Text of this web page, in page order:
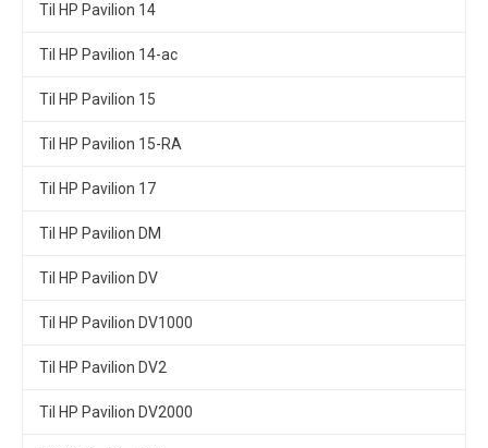
Til HP Pavilion 14
Til HP Pavilion 14-ac
Til HP Pavilion 15
Til HP Pavilion 15-RA
Til HP Pavilion 17
Til HP Pavilion DM
Til HP Pavilion DV
Til HP Pavilion DV1000
Til HP Pavilion DV2
Til HP Pavilion DV2000